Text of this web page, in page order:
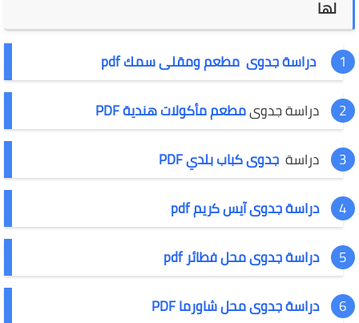
لها
دراسة جدوى مطعم ومقلى سمك pdf
دراسة جدوىمطعم مأكولات هندية PDF
دراسة جدوى كباب بلدي PDF
دراسة جدوى آيس كريم pdf
دراسة جدوى محل فطائر pdf
دراسة جدوى محل شاورما PDF